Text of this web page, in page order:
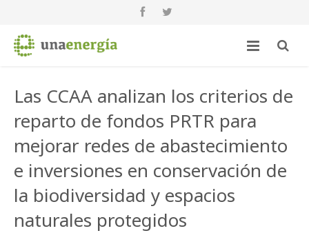
Las CCAA analizan los criterios de
reparto de fondos PRTR para
mejorar redes de abastecimiento
e inversiones en conservación de
la biodiversidad y espacios
naturales protegidos